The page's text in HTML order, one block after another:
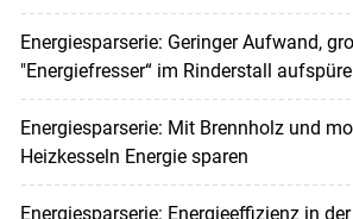
Energiesparserie: Geringer Aufwand,
"Energiefresser“ im Rinderstall
Energiesparserie: Mit Brennholz und
Heizkesseln Energie sparen
Energiesparserie: Energieeffizienz in